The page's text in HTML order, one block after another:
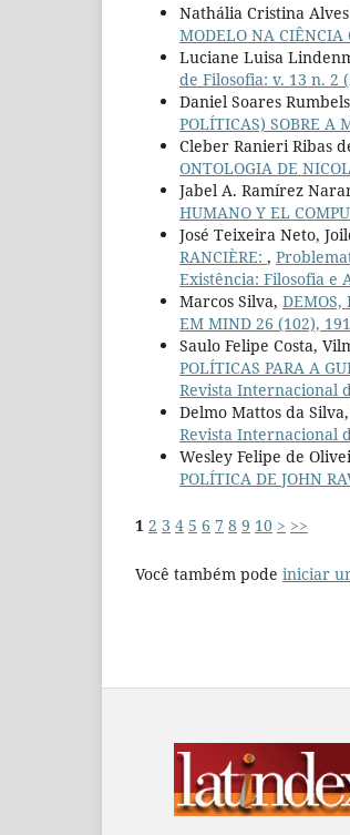
Nathália Cristina
MODELO NA CIÊNCIA
Luciane Luisa
de Filosofia: v. 13 n. 2
Daniel Soares
POLÍTICAS) SOBRE A
Cleber Ranieri Ribas
ONTOLOGIA DE
Jabel A. Ramírez
HUMANO Y EL
José Teixeira Neto,
RANCIÈRE: ,
Existência: Filosofia e
Marcos Silva, DEMOS,
EM MIND 26 (102),
Saulo Felipe Costa,
POLÍTICAS PARA A
Revista Internacional
Delmo Mattos da
Revista Internacional
Wesley Felipe de
POLÍTICA DE JOHN
1 2 3 4 5 6 7 8 9 10 > >>
Você também pode iniciar